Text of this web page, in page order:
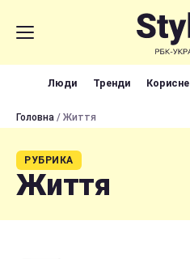
Люди Тренди Корисне
Головна / Життя
РУБРИКА
Життя